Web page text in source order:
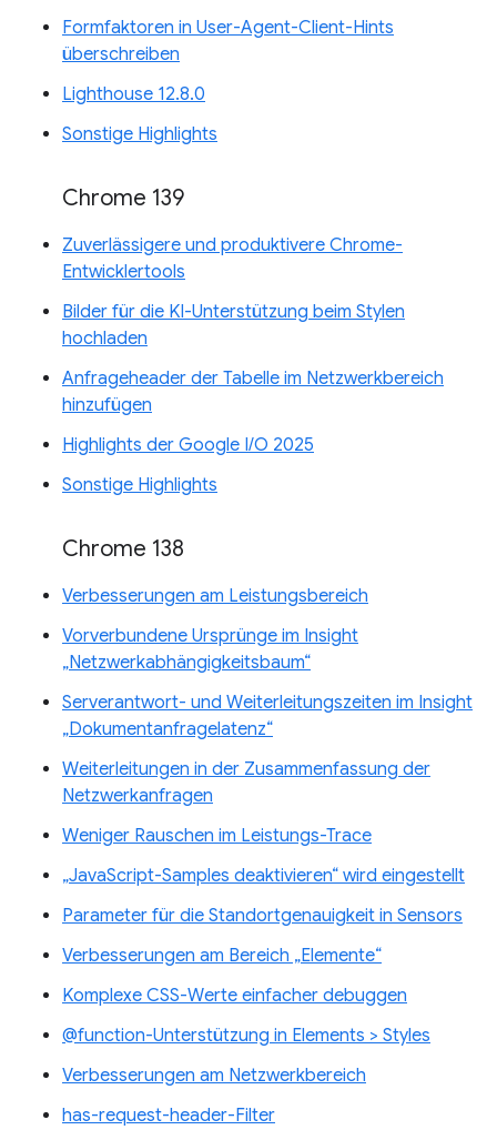
Formfaktoren in User-Agent-Client-Hints
überschreiben
Lighthouse 12.8.0
Sonstige Highlights
Chrome 139
Zuverlässigere und produktivere Chrome-
Entwicklertools
Bilder für die KI-Unterstützung beim Stylen
hochladen
Anfrageheader der Tabelle im Netzwerkbereich
hinzufügen
Highlights der Google I/O 2025
Sonstige Highlights
Chrome 138
Verbesserungen am Leistungsbereich
Vorverbundene Ursprünge im Insight
„Netzwerkabhängigkeitsbaum“
Serverantwort- und Weiterleitungszeiten im Insight
„Dokumentanfragelatenz“
Weiterleitungen in der Zusammenfassung der
Netzwerkanfragen
Weniger Rauschen im Leistungs-Trace
„JavaScript-Samples deaktivieren“ wird eingestellt
Parameter für die Standortgenauigkeit in Sensors
Verbesserungen am Bereich „Elemente“
Komplexe CSS-Werte einfacher debuggen
@function-Unterstützung in Elements > Styles
Verbesserungen am Netzwerkbereich
has-request-header-Filter